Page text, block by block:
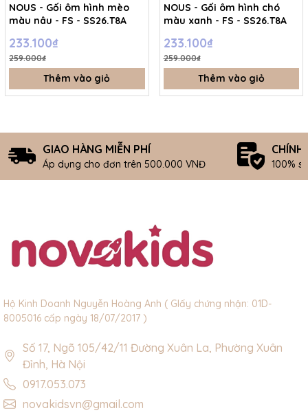
NOUS - Gối ôm hình mèo
màu nâu - FS - SS26.T8A
233.100₫
259.000₫
Thêm vào giỏ
NOUS - Gối ôm hình chó
màu xanh - FS - SS26.T8A
233.100₫
259.000₫
Thêm vào giỏ
GIAO HÀNG MIỄN PHÍ
Áp dụng cho đơn trên 500.000 VNĐ
CHÍNH
100%
Hộ Kinh Doanh Nguyễn Hoàng Anh ( GIấy chứng nhận: 01D-
8005016 cấp ngày 18/07/2017 )
Số 17, Ngõ 105/42/11 Đường Xuân La, Phường Xuân
Đỉnh, Hà Nội
0917.053.073
novakidsvn@gmail.com